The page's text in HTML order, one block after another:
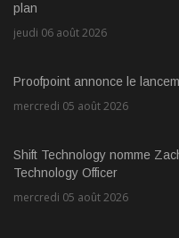
plan
jeudi 06 août 2026
Proofpoint annonce le
mercredi 05 août 2026
Shift Technology nomme
Technology Officer
mercredi 05 août 2026